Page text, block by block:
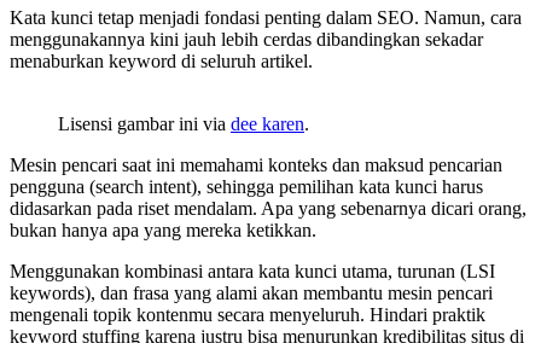
Kata kunci tetap menjadi fondasi penting dalam SEO. Namun, cara
menggunakannya kini jauh lebih cerdas dibandingkan sekadar
menaburkan keyword di seluruh artikel.
Lisensi gambar ini via dee karen.
Mesin pencari saat ini memahami konteks dan maksud pencarian
pengguna (search intent), sehingga pemilihan kata kunci harus
didasarkan pada riset mendalam. Apa yang sebenarnya dicari orang,
bukan hanya apa yang mereka ketikkan.
Menggunakan kombinasi antara kata kunci utama, turunan (LSI
keywords), dan frasa yang alami akan membantu mesin pencari
mengenali topik kontenmu secara menyeluruh. Hindari praktik
keyword stuffing karena justru bisa menurunkan kredibilitas situs di